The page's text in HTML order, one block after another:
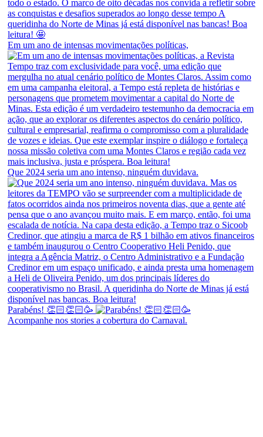
Em um ano de intensas movimentações políticas,
Que 2024 seria um ano intenso, ninguém duvidava.
Parabéns! 👏🏻👏🏻🥳
Acompanhe nos stories a cobertura do Carnaval.